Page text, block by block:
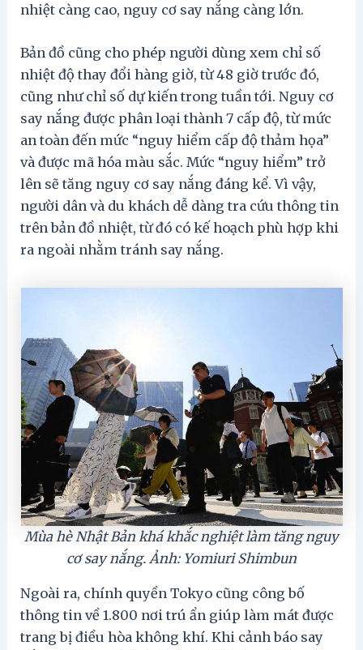
nhiệt càng cao, nguy cơ say nắng càng lớn.
Bản đồ cũng cho phép người dùng xem chỉ số
nhiệt độ thay đổi hàng giờ, từ 48 giờ trước đó,
cũng như chỉ số dự kiến trong tuần tới. Nguy cơ
say nắng được phân loại thành 7 cấp độ, từ mức
an toàn đến mức “nguy hiểm cấp độ thảm họa”
và được mã hóa màu sắc. Mức “nguy hiểm” trở
lên sẽ tăng nguy cơ say nắng đáng kể. Vì vậy,
người dân và du khách dễ dàng tra cứu thông tin
trên bản đồ nhiệt, từ đó có kế hoạch phù hợp khi
ra ngoài nhằm tránh say nắng.
Mùa hè Nhật Bản khá khắc nghiệt làm tăng nguy
cơ say nắng. Ảnh: Yomiuri Shimbun
Ngoài ra, chính quyền Tokyo cũng công bố
thông tin về 1.800 nơi trú ẩn giúp làm mát được
trang bị điều hòa không khí. Khi cảnh báo say